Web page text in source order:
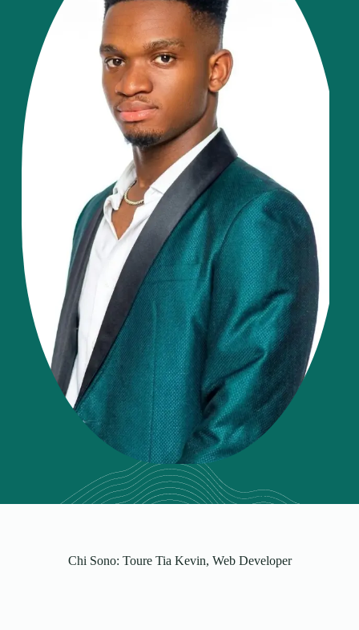
Chi Sono: Toure Tia Kevin, Web Developer